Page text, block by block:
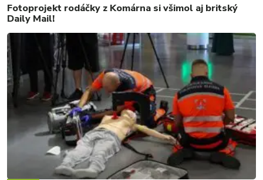
Fotoprojekt rodáčky z Komárna si všimol aj britský
Daily Mail!